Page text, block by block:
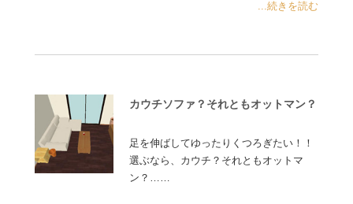
...続きを読む
カウチソファ？それともオットマン？
足を伸ばしてゆったりくつろぎたい！！
選ぶなら、カウチ？それともオットマ
ン？……